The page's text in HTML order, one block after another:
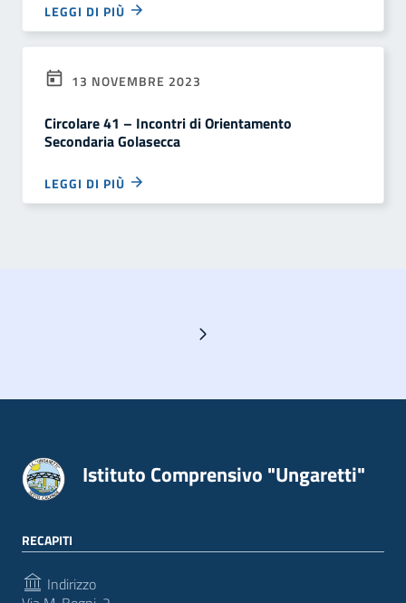
LEGGI DI PIÙ
13 NOVEMBRE 2023
Circolare 41 – Incontri di Orientamento
Secondaria Golasecca
LEGGI DI PIÙ
Pagina successiva
Istituto Comprensivo "Ungaretti"
RECAPITI
Indirizzo